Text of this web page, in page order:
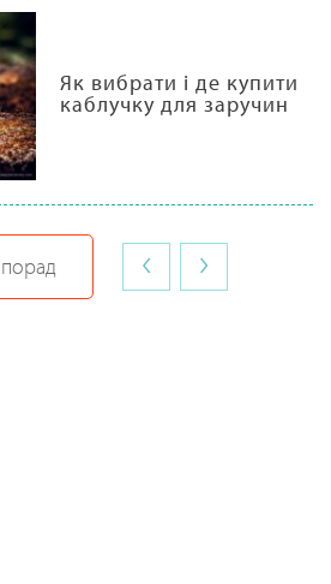
Як вибрати і де купити
каблучку для заручин
‹ ›